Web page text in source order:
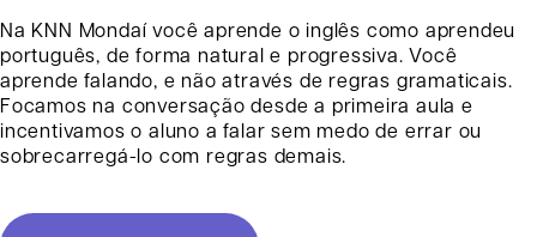
Na KNN Mondaí você aprende o inglês como aprendeu
português, de forma natural e progressiva. Você
aprende falando, e não através de regras gramaticais.
Focamos na conversação desde a primeira aula e
incentivamos o aluno a falar sem medo de errar ou
sobrecarregá-lo com regras demais.